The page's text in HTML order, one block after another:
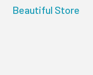
Beautiful Store